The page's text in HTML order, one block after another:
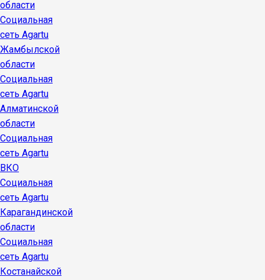
области
Социальная
сеть Agartu
Жамбылской
области
Социальная
сеть Agartu
Алматинской
области
Социальная
сеть Agartu
ВКО
Социальная
сеть Agartu
Карагандинской
области
Социальная
сеть Agartu
Костанайской